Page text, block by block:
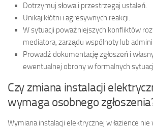
Dotrzymuj słowa i przestrzegaj ustaleń.
Unikaj kłótni i agresywnych reakcji.
W sytuacji poważniejszych konfliktów
mediatora, zarządu wspólnoty lub
Prowadź dokumentację zgłoszeń i
ewentualnej obrony w formalnych
Czy zmiana instalacji
wymaga osobnego
Wymiana instalacji elektrycznej w łazience nie